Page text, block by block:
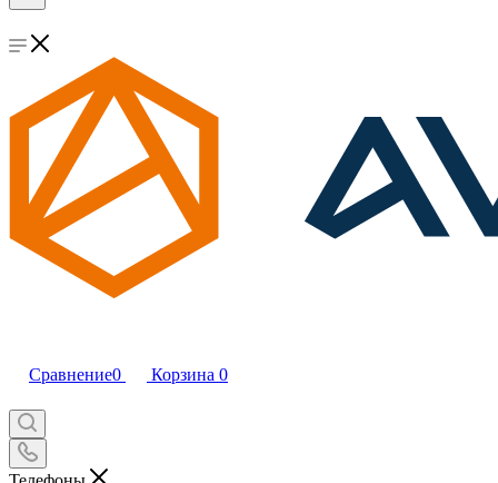
Сравнение0 Корзина 0